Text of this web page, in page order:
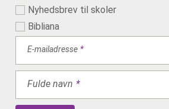
Nyhedsbrev til skoler
Bibliana
E-mailadresse
Fulde navn